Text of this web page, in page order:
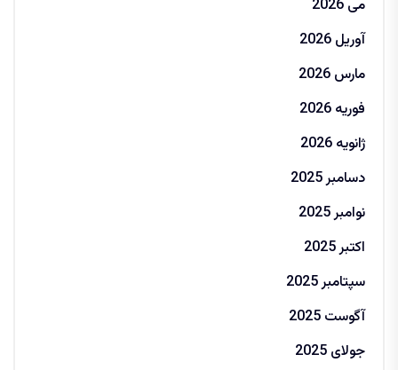
می 2026
آوریل 2026
مارس 2026
فوریه 2026
ژانویه 2026
دسامبر 2025
نوامبر 2025
اکتبر 2025
سپتامبر 2025
آگوست 2025
جولای 2025